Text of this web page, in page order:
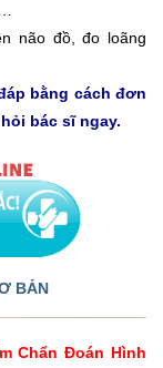
não đồ, đo loãng
bằng cách đơn
bác sĩ ngay.
BẢN
Chẩn Đoán Hình